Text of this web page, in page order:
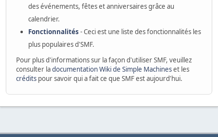
des événements, fêtes et anniversaires grâce au
calendrier.
Fonctionnalités - Ceci est une liste des fonctionnalités les
plus populaires d'SMF.
Pour plus d'informations sur la façon d'utiliser SMF, veuillez
consulter ladocumentation Wiki de Simple Machineset les
crédits pour savoir qui a fait ce que SMF est aujourd'hui.